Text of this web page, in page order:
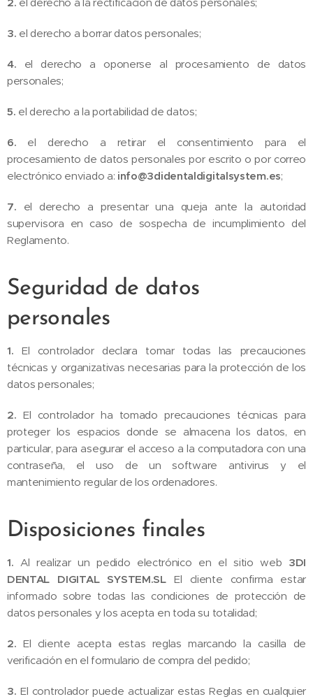
3. el derecho a borrar datos personales;
4. el derecho a oponerse al procesamiento de datos
personales;
5. el derecho a la portabilidad de datos;
6. el derecho a retirar el consentimiento para el
procesamiento de datos personales por escrito o por correo
electrónico enviado a: info@3didentaldigitalsystem.es;
7. el derecho a presentar una queja ante la autoridad
supervisora en caso de sospecha de incumplimiento del
Reglamento.
Seguridad de datos
personales
1. El controlador declara tomar todas las precauciones
técnicas y organizativas necesarias para la protección de los
datos personales;
2. El controlador ha tomado precauciones técnicas para
proteger los espacios donde se almacena los datos, en
particular, para asegurar el acceso a la computadora con una
contraseña, el uso de un software antivirus y el
mantenimiento regular de los ordenadores.
Disposiciones finales
1. Al realizar un pedido electrónico en el sitio web 3DI
DENTAL DIGITAL SYSTEM.SLEl cliente confirma estar
informado sobre todas las condiciones de protección de
datos personales y los acepta en toda su totalidad;
2. El cliente acepta estas reglas marcando la casilla de
verificación en el formulario de compra del pedido;
3. El controlador puede actualizar estas Reglas en cualquier